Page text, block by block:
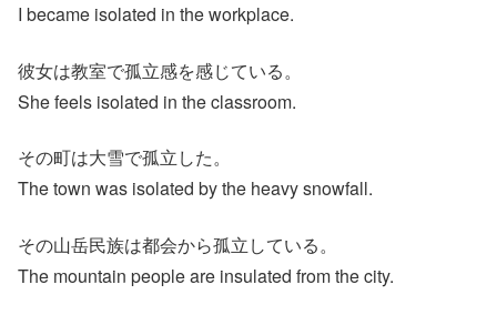
I became isolated in the workplace.
彼女は教室で孤立感を感じている。
She feels isolated in the classroom.
その町は大雪で孤立した。
The town was isolated by the heavy snowfall.
その山岳民族は都会から孤立している。
The mountain people are insulated from the city.